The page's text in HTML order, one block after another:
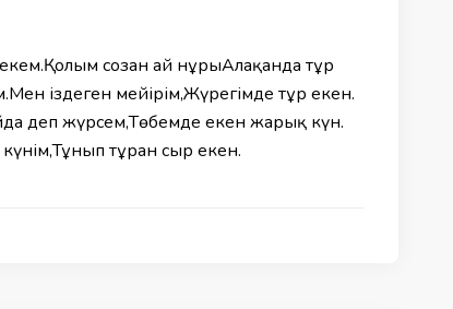
созған ай нұрыАлақанда тұр
іздеген мейірім,Жүрегімде тұр екен.
деп жүрсем,Төбемде екен жарық күн.
тұрған сыр екен.